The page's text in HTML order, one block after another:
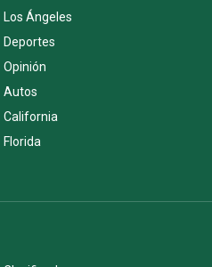
Los Ángeles
Deportes
Opinión
Autos
California
Florida